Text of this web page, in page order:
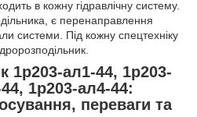
в кожну гідравлічну систему.
є перенаправлення
системи. Під кожну спецтехніку
1р203-ал1-44, 1р203-
1р203-ал4-44:
переваги та